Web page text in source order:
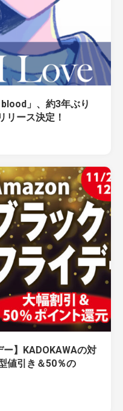
」、約3年ぶり
リース決定！
ー】KADOKAWAの対
値引き＆50％の